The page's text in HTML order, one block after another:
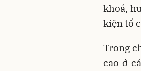
khoá,
kiện tổ
Trong
cao ở